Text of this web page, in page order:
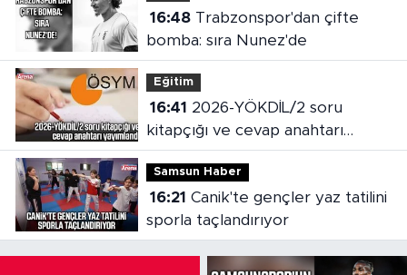
16:48Trabzonspor'dan çifte
bomba: sıra Nunez'de
Eğitim
16:41
kitapçığı ve cevap anahtarı
yayımlandı
Samsun Haber
16:21
sporla taçlandırıyor